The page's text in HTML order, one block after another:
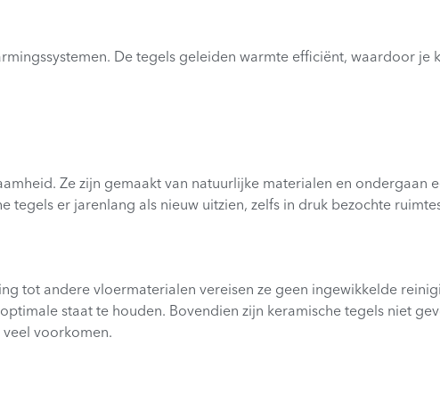
De tegels geleiden warmte efficiënt, waardoor je
Ze zijn gemaakt van natuurlijke materialen en ondergaan
er jarenlang als nieuw uitzien, zelfs in druk bezochte
tot andere vloermaterialen vereisen ze geen ingewikkelde
staat te houden. Bovendien zijn keramische tegels niet
voorkomen.